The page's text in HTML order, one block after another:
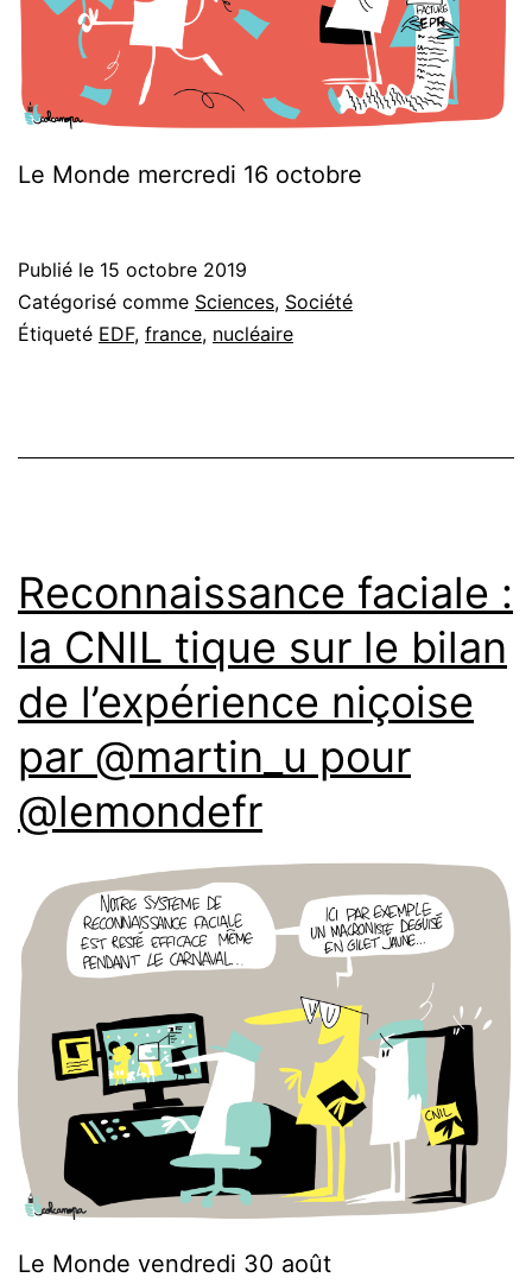
Le Monde mercredi 16 octobre
Publié le 15 octobre 2019
Catégorisé comme Sciences, Société
Étiqueté EDF, france, nucléaire
Reconnaissance faciale :
la CNIL tique sur le bilan
de l’expérience niçoise
par @martin_u pour
@lemondefr
Le Monde vendredi 30 août